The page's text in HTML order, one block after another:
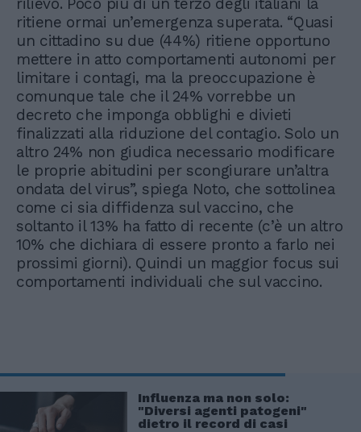
ritiene ormai un’emergenza superata. “Quasi
un cittadino su due (44%) ritiene opportuno
mettere in atto comportamenti autonomi per
limitare i contagi, ma la preoccupazione è
comunque tale che il 24% vorrebbe un
decreto che imponga obblighi e divieti
finalizzati alla riduzione del contagio. Solo un
altro 24% non giudica necessario modificare
le proprie abitudini per scongiurare un’altra
ondata del virus”, spiega Noto, che sottolinea
come ci sia diffidenza sul vaccino, che
soltanto il 13% ha fatto di recente (c’è un altro
10% che dichiara di essere pronto a farlo nei
prossimi giorni). Quindi un maggior focus sui
comportamenti individuali che sul vaccino.
Influenza ma non solo:
"Diversi agenti patogeni"
dietro il record di casi